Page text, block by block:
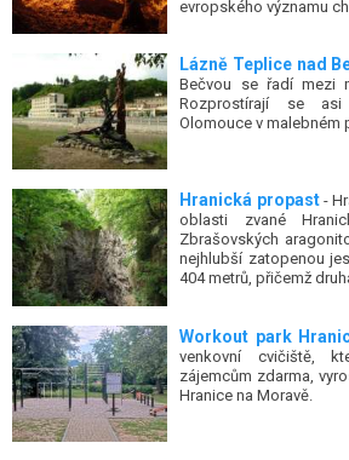
evropského významu
Lázně Teplice nad
Bečvou se řadí mezi
Rozprostírají se
Olomouce v malebném
Hranická propast-
oblasti zvané
Zbrašovských
nejhlubší zatopenou
404 metrů, přičemž
Workout park
venkovní cvičiště,
zájemcům zdarma,
Hranice na Moravě.